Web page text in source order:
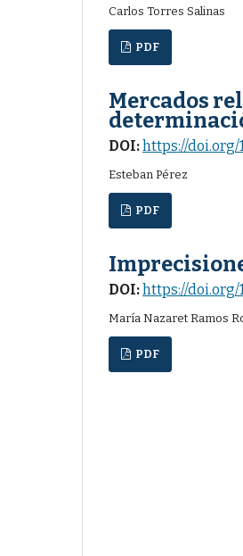
Carlos Torres Salinas
PDF
Mercados
DOI:https://doi.org/
Esteban Pérez
PDF
DOI:https://doi.org/
María Nazaret Ramos
PDF